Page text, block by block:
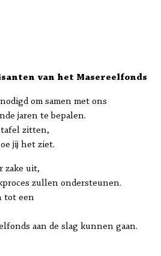
van het Masereelfonds
om samen met ons
jaren te bepalen.
tafel zitten,
jij het ziet.
zake uit,
zullen ondersteunen.
tot een
aan de slag kunnen gaan.